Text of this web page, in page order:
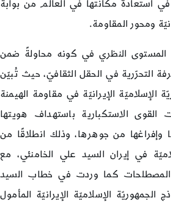
في استعادة مكانتها في العالم من بوابة
ومحور المقاومة.
النظري في كونه محاولةً ضمن
التحرّرية في الحقل الثقافيّ، حيث تُبيّن
الإسلاميّة الإيرانيّة في مقاومة الهيمنة
القوى الاستكبارية باستهداف هويتها
وإفراغها من جوهرها، وذلك انطلاقًا من
في إيران السيد علي الخامنئي، مع
المصطلحات كما وردت في خطاب السيد
الجمهوريّة الإسلاميّة الإيرانيّة المأمول